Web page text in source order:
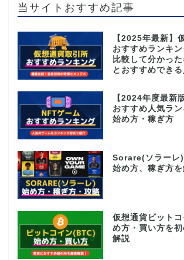
当サイトおすすめ記事
【2025年最新】
おすすめランキ
比較して分かっ
とおすすめできる
【2024年度最新
おすすめ人気ラン
始め方・稼ぎ方
Sorare(ソラーレ)
始め方、稼ぎ方
仮想通貨ビット
め方・買い方を
解説